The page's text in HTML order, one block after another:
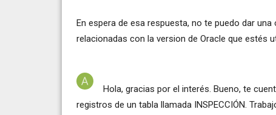
En espera de esa respuesta, no te puedo dar
relacionadas con la version de Oracle que estés
Hola, gracias por el interés. Bueno, te
registros de un tabla llamada INSPECCIÓN.